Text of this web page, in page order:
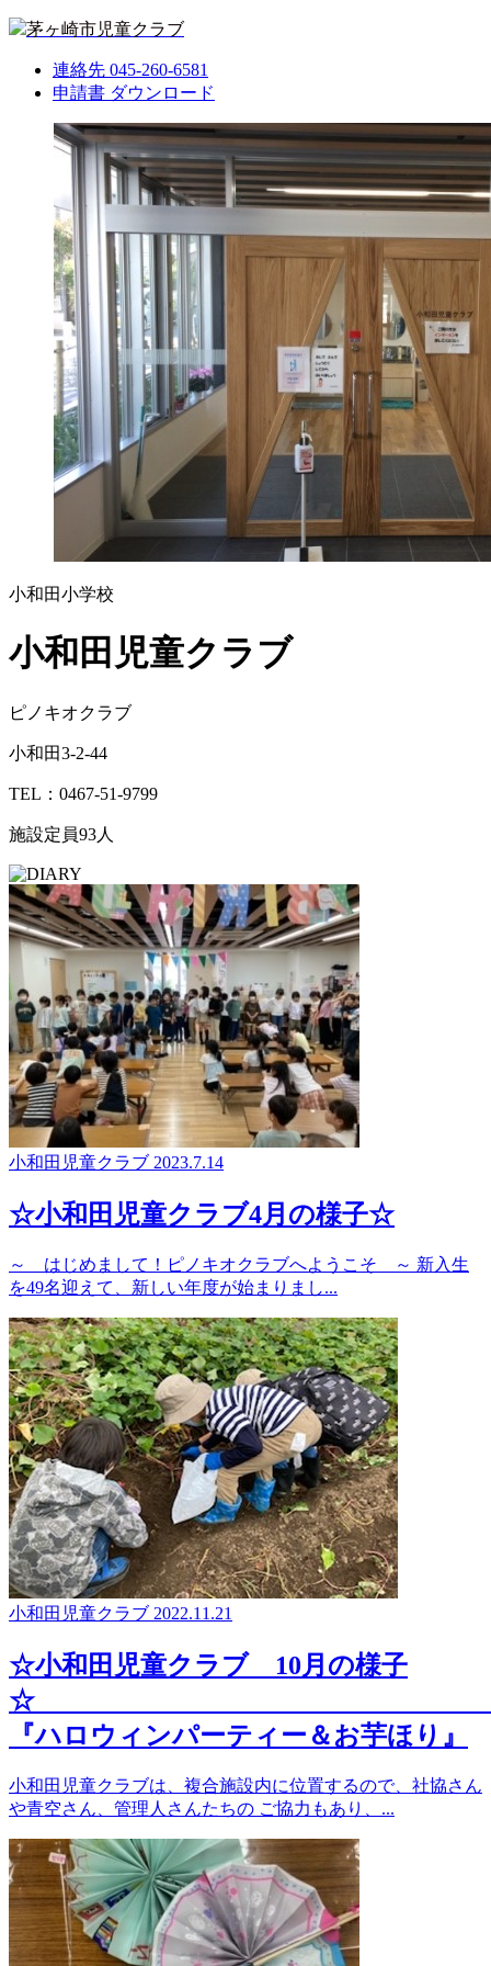
茅ヶ崎市児童クラブ
連絡先 045-260-6581
申請書 ダウンロード
小和田小学校
小和田児童クラブ
ピノキオクラブ
小和田3-2-44
TEL：0467-51-9799
施設定員93人
小和田児童クラブ 2023.7.14
☆小和田児童クラブ4月の様子☆
～ はじめまして！ピノキオクラブへようこそ ～ 新入生
を49名迎えて、新しい年度が始まりまし...
小和田児童クラブ 2022.11.21
☆小和田児童クラブ 10月の様子
『ハロウィンパーティー＆お芋ほり』
小和田児童クラブは、複合施設内に位置するので、社協さん
や青空さん、管理人さんたちの ご協力もあり、...